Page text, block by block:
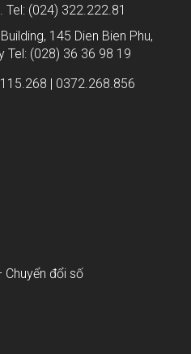
Tel: (024) 322.222.81
145 Dien Bien Phu,
Tel: (028) 36 36 98 19
| 0372.268.856
Chuyển đổi số